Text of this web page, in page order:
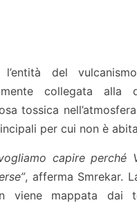
l’entità del
collegata alla
tossica
per cui non è
capire perché
, afferma Smrekar.
viene mappata dai